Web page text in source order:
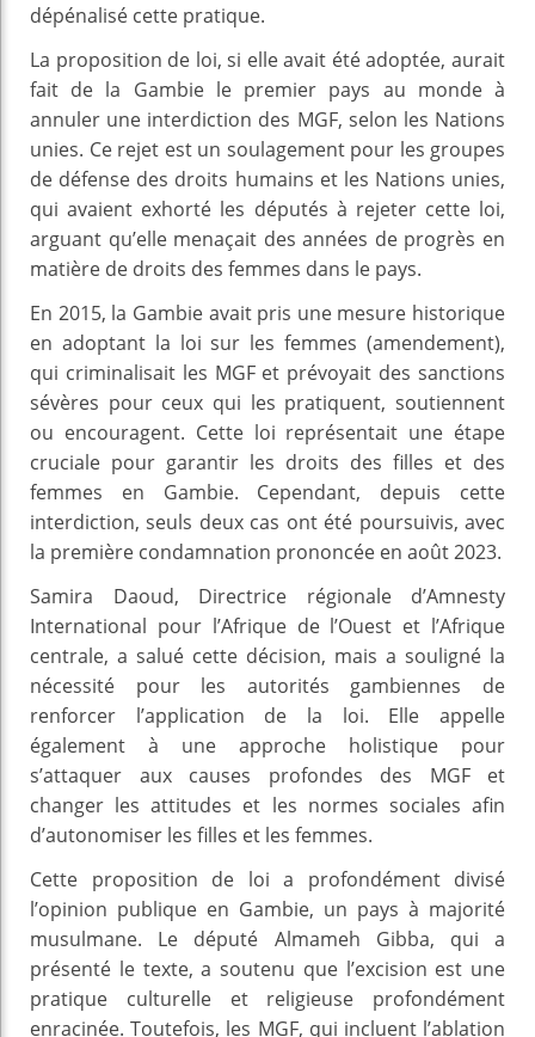
dépénalisé cette pratique.
La proposition de loi, si elle avait été adoptée, aurait
fait de la Gambie le premier pays au monde à
annuler une interdiction des MGF, selon les Nations
unies. Ce rejet est un soulagement pour les groupes
de défense des droits humains et les Nations unies,
qui avaient exhorté les députés à rejeter cette loi,
arguant qu’elle menaçait des années de progrès en
matière de droits des femmes dans le pays.
En 2015, la Gambie avait pris une mesure historique
en adoptant la loi sur les femmes (amendement),
qui criminalisait les MGF et prévoyait des sanctions
sévères pour ceux qui les pratiquent, soutiennent
ou encouragent. Cette loi représentait une étape
cruciale pour garantir les droits des filles et des
femmes en Gambie. Cependant, depuis cette
interdiction, seuls deux cas ont été poursuivis, avec
la première condamnation prononcée en août 2023.
Samira Daoud, Directrice régionale d’Amnesty
International pour l’Afrique de l’Ouest et l’Afrique
centrale, a salué cette décision, mais a souligné la
nécessité pour les autorités gambiennes de
renforcer l’application de la loi. Elle appelle
également à une approche holistique pour
s’attaquer aux causes profondes des MGF et
changer les attitudes et les normes sociales afin
d’autonomiser les filles et les femmes.
Cette proposition de loi a profondément divisé
l’opinion publique en Gambie, un pays à majorité
musulmane. Le député Almameh Gibba, qui a
présenté le texte, a soutenu que l’excision est une
pratique culturelle et religieuse profondément
enracinée. Toutefois, les MGF, qui incluent l’ablation